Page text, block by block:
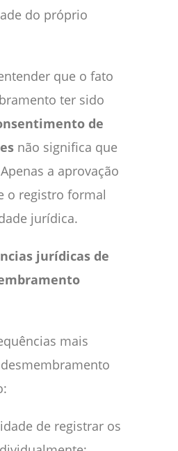
do próprio
que o fato
ter sido
de
não significa que
a aprovação
o registro formal
jurídica.
jurídicas de
mais
de registrar os